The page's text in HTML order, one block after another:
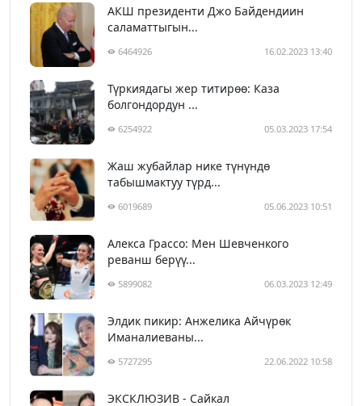
АКШ президенти Джо Байдендиин
саламаттыгын...
6464926 16.02.2023 13:40
Түркиядагы жер титирөө: Каза
болгондордун ...
6254922 05.03.2023 17:54
Жаш жубайлар нике түнүндө
табышмактуу түрд...
6019689 05.06.2023 10:51
Алекса Грассо: Мен Шевченкого
реванш берүү...
5899082 06.03.2023 12:49
Элдик пикир: Анжелика Айчүрөк
Иманалиеваны...
5727295 22.06.2022 10:58
ЭКСКЛЮЗИВ - Сайкал